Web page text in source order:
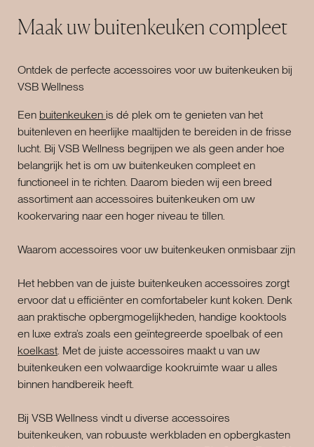
Maak uw buitenkeuken compleet
Ontdek de perfecte accessoires voor uw buitenkeuken bij
VSB Wellness
Een buitenkeuken is dé plek om te genieten van het
buitenleven en heerlijke maaltijden te bereiden in de frisse
lucht. Bij VSB Wellness begrijpen we als geen ander hoe
belangrijk het is om uw buitenkeuken compleet en
functioneel in te richten. Daarom bieden wij een breed
assortiment aan accessoires buitenkeuken om uw
kookervaring naar een hoger niveau te tillen.
Waarom accessoires voor uw buitenkeuken onmisbaar zijn
Het hebben van de juiste buitenkeuken accessoires zorgt
ervoor dat u efficiënter en comfortabeler kunt koken. Denk
aan praktische opbergmogelijkheden, handige kooktools
en luxe extra’s zoals een geïntegreerde spoelbak of een
koelkast. Met de juiste accessoires maakt u van uw
buitenkeuken een volwaardige kookruimte waar u alles
binnen handbereik heeft.
Bij VSB Wellness vindt u diverse accessoires
buitenkeuken, van robuuste werkbladen en opbergkasten